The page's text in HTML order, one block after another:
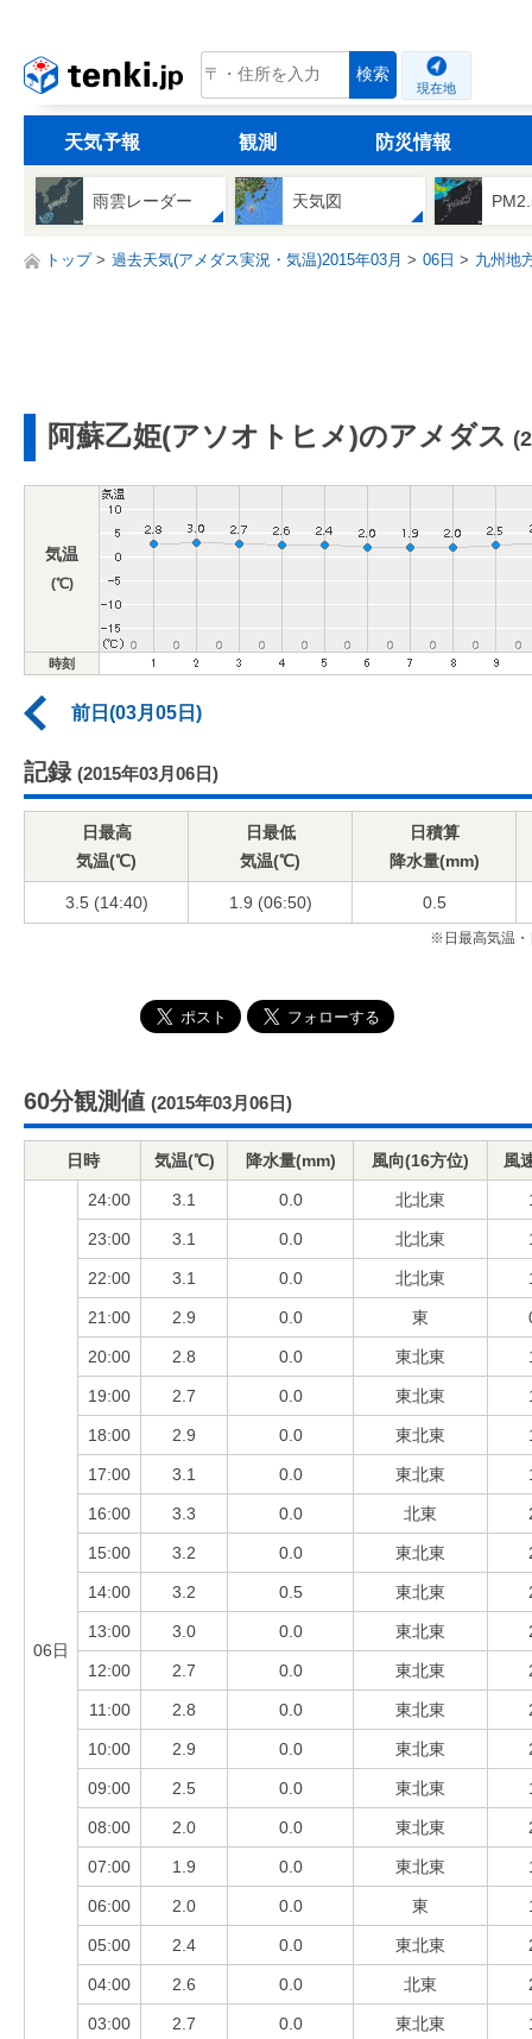
tenki.jp 検索
現在地
天気予報 観測 防災情報
雨雲レーダー 天気図
トップ 過去天気(アメダス実況・気温)2015年03月 06日 九州地
阿蘇乙姫(アソオトヒメ)のアメダス
気温
(℃)
時刻
前日(03月05日)
記録 (2015年03月06日)
日最高
気温(℃)
日最低
気温(℃)
日積算
降水量(mm)
3.5 (14:40) 1.9 (06:50) 0.5
※日最高気温・
60分観測値 (2015年03月06日)
日時 気温(℃) 降水量(mm) 風向(16方位) 風
06日
24:00 3.1 0.0 北北東
23:00 3.1 0.0 北北東
22:00 3.1 0.0 北北東
21:00 2.9 0.0 東
20:00 2.8 0.0 東北東
19:00 2.7 0.0 東北東
18:00 2.9 0.0 東北東
17:00 3.1 0.0 東北東
16:00 3.3 0.0 北東
15:00 3.2 0.0 東北東
14:00 3.2 0.5 東北東
13:00 3.0 0.0 東北東
12:00 2.7 0.0 東北東
11:00 2.8 0.0 東北東
10:00 2.9 0.0 東北東
09:00 2.5 0.0 東北東
08:00 2.0 0.0 東北東
07:00 1.9 0.0 東北東
06:00 2.0 0.0 東
05:00 2.4 0.0 東北東
04:00 2.6 0.0 北東
03:00 2.7 0.0 東北東